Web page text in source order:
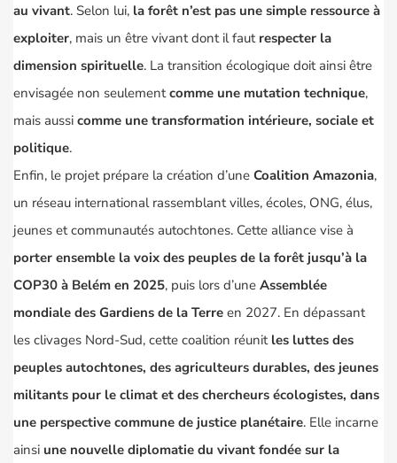
au vivant. Selon lui, la forêt n’est pas une simple ressource à
exploiter, mais un être vivant dont il faut respecter la
dimension spirituelle. La transition écologique doit ainsi être
envisagée non seulementcomme une mutation technique,
mais aussi comme une transformation intérieure, sociale et
politique.
Enfin, le projet prépare la création d’une Coalition Amazonia,
un réseau international rassemblant villes, écoles, ONG, élus,
jeunes et communautés autochtones. Cette alliance vise à
porter ensemble la voix des peuples de la forêt jusqu’à la
COP30 à Belém en 2025, puis lors d’une Assemblée
mondiale des Gardiens de la Terre en 2027. En dépassant
les clivages Nord-Sud, cette coalition réunit les luttes des
peuples autochtones, des agriculteurs durables, des jeunes
militants pour le climat et des chercheurs écologistes, dans
une perspective commune de justice planétaire. Elle incarne
ainsi une nouvelle diplomatie du vivant fondée sur la